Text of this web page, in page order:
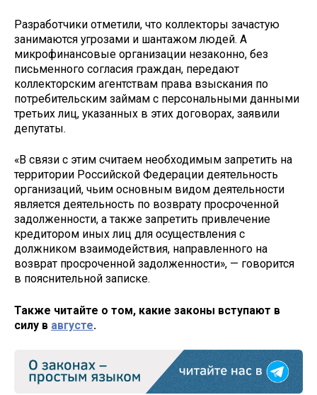
Разработчики отметили, что коллекторы зачастую
занимаются угрозами и шантажом людей. А
микрофинансовые организации незаконно, без
письменного согласия граждан, передают
коллекторским агентствам права взыскания по
потребительским займам с персональными данными
третьих лиц, указанных в этих договорах, заявили
депутаты.
«В связи с этим считаем необходимым запретить на
территории Российской Федерации деятельность
организаций, чьим основным видом деятельности
является деятельность по возврату просроченной
задолженности, а также запретить привлечение
кредитором иных лиц для осуществления с
должником взаимодействия, направленного на
возврат просроченной задолженности», — говорится
в пояснительной записке.
Также читайте о том, какие законы вступают в
силу в августе.